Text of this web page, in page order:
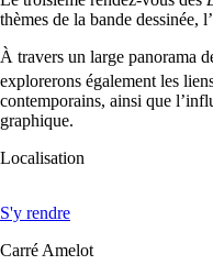
thèmes de la bande dessinée,
À travers un large panorama
explorerons également les
contemporains, ainsi que
graphique.
Localisation
S'y rendre
Carré Amelot